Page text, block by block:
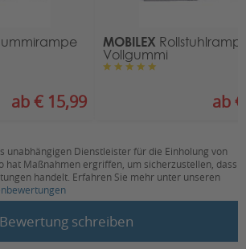
ab € 15,99
MOBILEX
Vollgummi
ab
unabhängigen Dienstleister für die Einholung von
hat Maßnahmen ergriffen, um sicherzustellen, dass
handelt. Erfahren Sie mehr unter unseren
Bewertung schreiben